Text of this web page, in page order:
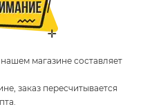
магазине составляет
заказ пересчитывается